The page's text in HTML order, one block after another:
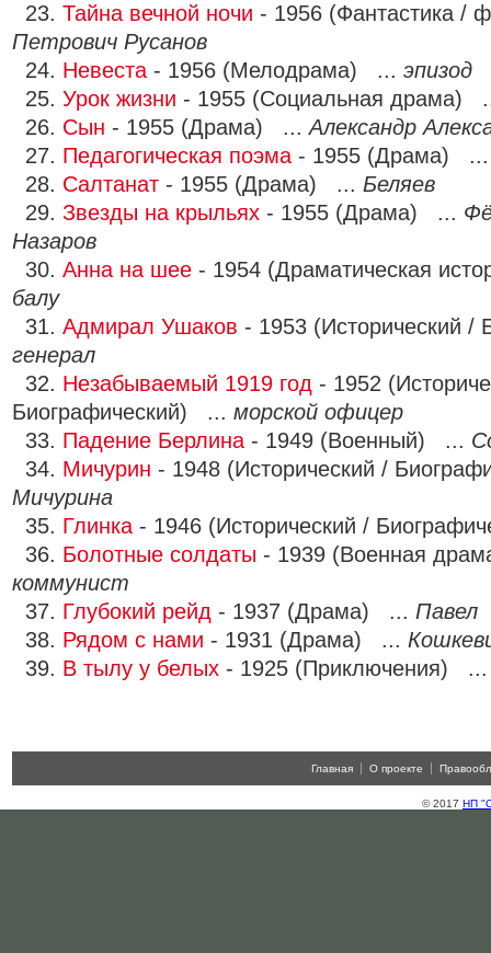
23. Тайна вечной ночи - 1956 (Фантастика /
Петрович Русанов
24. Невеста - 1956 (Мелодрама) ... эпизод
25. Урок жизни - 1955 (Социальная драма)
26. Сын - 1955 (Драма) ...Александр
27. Педагогическая поэма - 1955 (Драма)
28. Салтанат - 1955 (Драма) ... Беляев
29. Звезды на крыльях - 1955 (Драма) ...
Назаров
30. Анна на шее - 1954 (Драматическая
балу
31. Адмирал Ушаков - 1953 (Исторический
генерал
32. Незабываемый 1919 год - 1952
Биографический) ... морской офицер
33. Падение Берлина - 1949 (Военный) ...
34. Мичурин - 1948 (Исторический /
Мичурина
35. Глинка - 1946 (Исторический /
36. Болотные солдаты - 1939 (Военная
коммунист
37. Глубокий рейд - 1937 (Драма) ... Павел
38. Рядом с нами - 1931 (Драма) ...
39. В тылу у белых - 1925 (Приключения)
Главная О проекте
© 2017 НП